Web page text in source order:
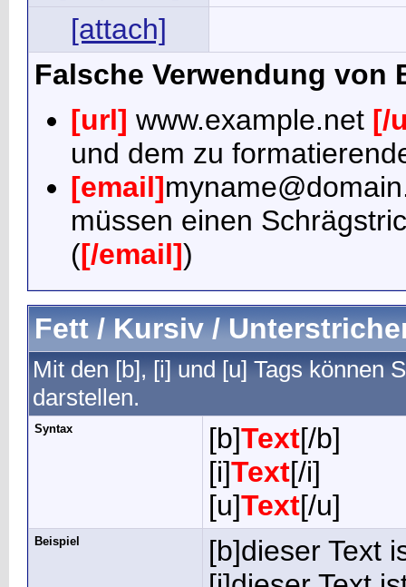
[attach]
Falsche Verwendung von
[url] www.example.net [/
und dem zu
[email]
müssen einen
([/email])
Fett / Kursiv /
Mit den [b], [i] und [u] Tags können
darstellen.
Syntax [b]Text[/b]
[i]Text[/i]
[u]Text[/u]
Beispiel
[b]dieser Text